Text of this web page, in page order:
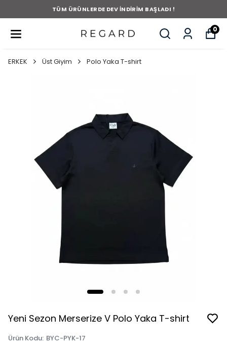
TÜM ÜRÜNLERDE DEV İNDİRİM BAŞLADI !
0
ERKEK Üst Giyim Polo Yaka T-shirt
Yeni Sezon Merserize V Polo Yaka T-shirt
Ürün Kodu: BYC-PYK-17